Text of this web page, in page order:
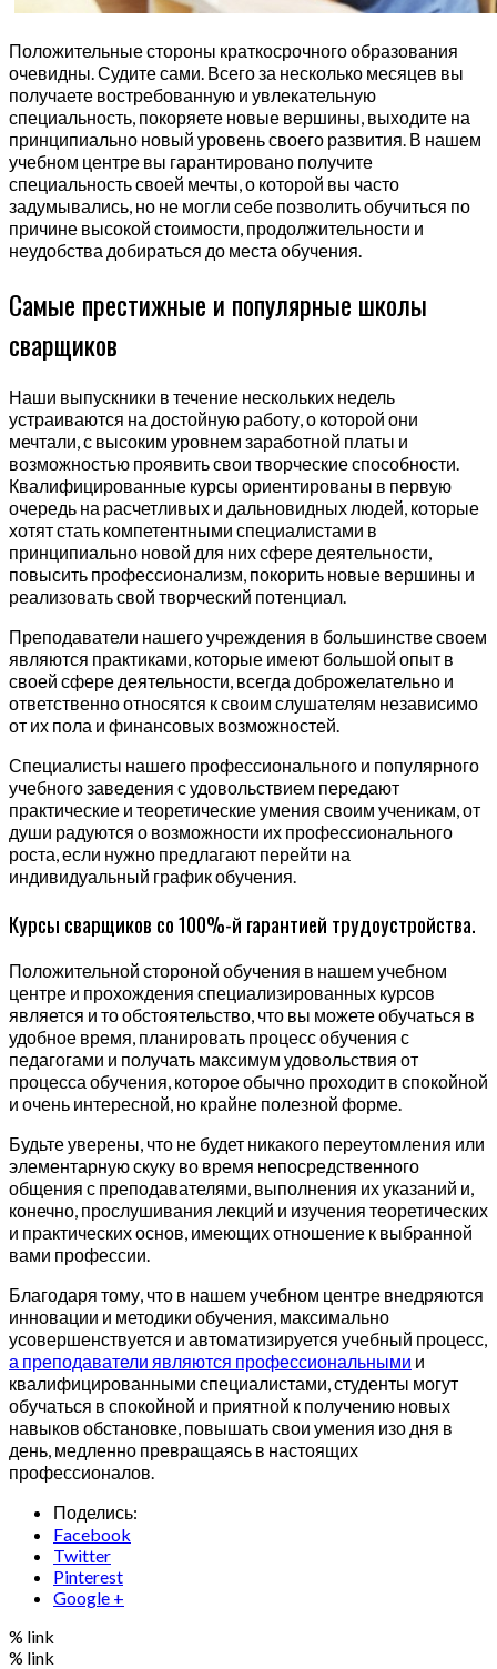
Положительные стороны краткосрочного образования
очевидны. Судите сами. Всего за несколько месяцев вы
получаете востребованную и увлекательную
специальность, покоряете новые вершины, выходите на
принципиально новый уровень своего развития. В нашем
учебном центре вы гарантировано получите
специальность своей мечты, о которой вы часто
задумывались, но не могли себе позволить обучиться по
причине высокой стоимости, продолжительности и
неудобства добираться до места обучения.
Самые престижные и популярные школы
сварщиков
Наши выпускники в течение нескольких недель
устраиваются на достойную работу, о которой они
мечтали, с высоким уровнем заработной платы и
возможностью проявить свои творческие способности.
Квалифицированные курсы ориентированы в первую
очередь на расчетливых и дальновидных людей, которые
хотят стать компетентными специалистами в
принципиально новой для них сфере деятельности,
повысить профессионализм, покорить новые вершины и
реализовать свой творческий потенциал.
Преподаватели нашего учреждения в большинстве своем
являются практиками, которые имеют большой опыт в
своей сфере деятельности, всегда доброжелательно и
ответственно относятся к своим слушателям независимо
от их пола и финансовых возможностей.
Специалисты нашего профессионального и популярного
учебного заведения с удовольствием передают
практические и теоретические умения своим ученикам, от
души радуются о возможности их профессионального
роста, если нужно предлагают перейти на
индивидуальный график обучения.
Курсы сварщиков со 100%-й гарантией трудоустройства.
Положительной стороной обучения в нашем учебном
центре и прохождения специализированных курсов
является и то обстоятельство, что вы можете обучаться в
удобное время, планировать процесс обучения с
педагогами и получать максимум удовольствия от
процесса обучения, которое обычно проходит в спокойной
и очень интересной, но крайне полезной форме.
Будьте уверены, что не будет никакого переутомления или
элементарную скуку во время непосредственного
общения с преподавателями, выполнения их указаний и,
конечно, прослушивания лекций и изучения теоретических
и практических основ, имеющих отношение к выбранной
вами профессии.
Благодаря тому, что в нашем учебном центре внедряются
инновации и методики обучения, максимально
усовершенствуется и автоматизируется учебный процесс,
а преподаватели являются профессиональными и
квалифицированными специалистами, студенты могут
обучаться в спокойной и приятной к получению новых
навыков обстановке, повышать свои умения изо дня в
день, медленно превращаясь в настоящих
профессионалов.
Поделись:
Facebook
Twitter
Pinterest
Google +
% link
% link